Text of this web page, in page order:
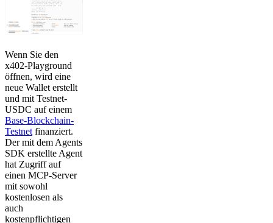
Wenn Sie den
x402-Playground
öffnen, wird eine
neue Wallet erstellt
und mit Testnet-
USDC auf einem
Base-Blockchain-
Testnet finanziert.
Der mit dem Agents
SDK erstellte Agent
hat Zugriff auf
einen MCP-Server
mit sowohl
kostenlosen als
auch
kostenpflichtigen